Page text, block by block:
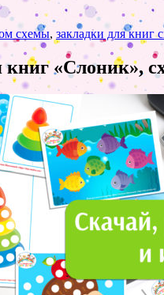
схемы, закладки для книг
«Слоник»,